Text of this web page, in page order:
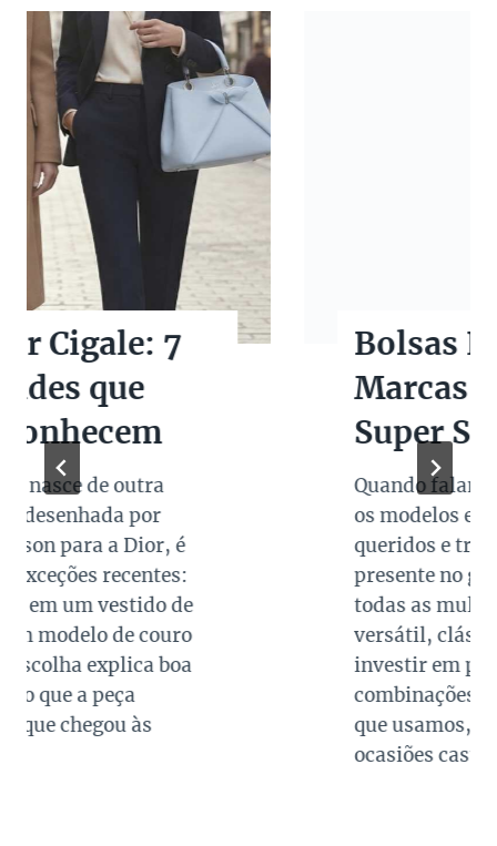
Bolsas Pretas de
Marcas de Luxo na
Super Sale dos Pais
Quando falamos de cores de bolsas,
os modelos em preto são os mais
queridos e tradicionais, estando
presente no guarda roupa de quase
todas as mulheres. Esta é uma cor
versátil, clássica e atemporal e
investir em peças neste tom garante
combinações para quase todo look
que usamos, sejam eles para